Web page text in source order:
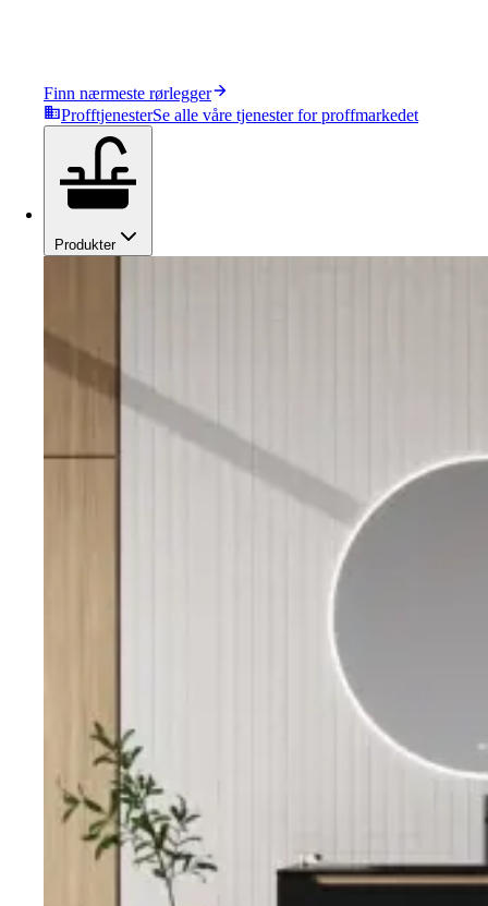
Finn nærmeste rørlegger
ProfftjenesterSe alle våre tjenester for proffmarkedet
Produkter